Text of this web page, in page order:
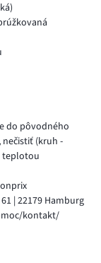
do pôvodného
(kruh -
teplotou
| 22179 Hamburg
kontakt/